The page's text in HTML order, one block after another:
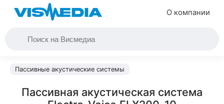
О компании
Пассивные акустические системы
Пассивная акустическая система